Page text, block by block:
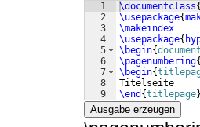
1
2
3
4
5
6
7
8
9
\documentclass{
\usepackage{
\makeindex
\usepackage{
\begin{document
\pagenumbering{
\begin{
Titelseite
\end {titlepage}
Ausgabe erzeugen